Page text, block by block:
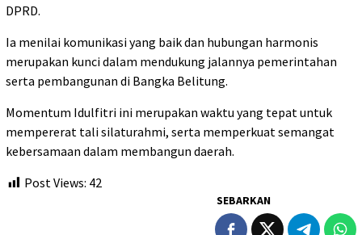
DPRD.
Ia menilai komunikasi yang baik dan hubungan harmonis
merupakan kunci dalam mendukung jalannya pemerintahan
serta pembangunan di Bangka Belitung.
Momentum Idulfitri ini merupakan waktu yang tepat untuk
mempererat tali silaturahmi, serta memperkuat semangat
kebersamaan dalam membangun daerah.
Post Views: 42
SEBARKAN